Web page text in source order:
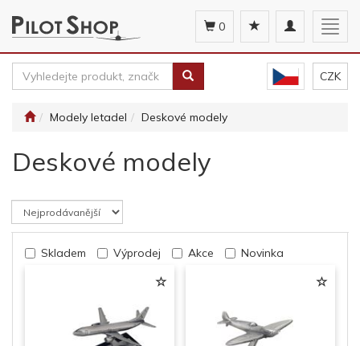
Toggle
navigation
0
CZK
Modely letadel Deskové modely
Deskové modely
Skladem Výprodej Akce Novinka